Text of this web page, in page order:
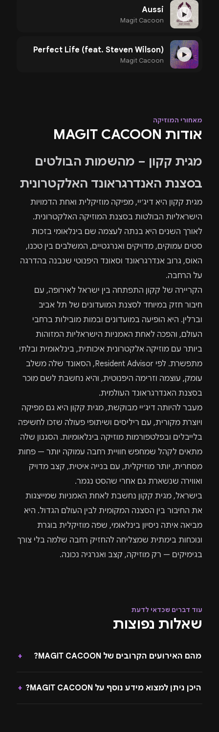
▶
Aussi
Magit Cacoon
▶
Perfect Life (feat. Steven Wilson)
Magit Cacoon
מאחורי המוזיקה
אודות MAGIT CACOON
מגית קקון – מהשמות הבולטים
בסצנת האנדרגראונד האלקטרונית
מגית קקון היא דיג׳יי, מפיקה מוזיקלית ואחת הדמויות
הישראליות הבולטות בסצנת המוזיקה האלקטרונית.
לאורך השנים היא בנתה לעצמה שם בינלאומי בזכות
סטים עמוקים, מדויקים ואנרגטיים, המשלבים בין טכנו,
האוס, גרוב אנדרגראונד וסאונד היפנוטי שנבנה בהדרגה
על הרחבה.
הקריירה של קקון התפתחה בין ישראל לאירופה, עם
חיבור חזק במיוחד לסצנת המועדונים של תל אביב
וברלין. היא הופיעה במועדונים ובמות מובילות ברחבי
העולם, והפכה לאחת האמניות הישראליות המזוהות
ביותר עם מוזיקה אלקטרונית איכותית, בינלאומית ובלתי
מתפשרת. לפי Resident Advisor, הסאונד שלה משלב
עומק, עוצמה וזרימה היפנוטית, והיא נחשבת לשם מוכר
בסצנת האנדרגראונד העולמית.
מעבר להיותה דיג׳יי מבוקשת, מגית קקון היא גם מפיקה
ויוצרת מקורית, עם ריליסים ושיתופי פעולה שזכו לחשיפה
בלייבלים ובפלטפורמות מוזיקה בינלאומיות. הסגנון שלה
מתאים לקהל שמחפש חוויית רחבה עמוקה יותר — פחות
מסחרית, יותר מוזיקלית, עם בנייה איטית, קצב מדויק
ואווירה שנשארת גם אחרי שהסט נגמר.
בישראל, מגית קקון נחשבת לאחת האמניות שמייצגות
את החיבור בין הסצנה המקומית לבין העולם הגדול. היא
מביאה איתה ניסיון בינלאומי, שפה מוזיקלית בוגרת
ונוכחות בימתית שמצליחה להחזיק רחבה שלמה בלי צורך
בגימיקים — רק מוזיקה, קצב ואנרגיה נכונה.
עוד דברים שכדאי לדעת
שאלות נפוצות
מהם האירועים הקרובים של MAGIT CACOON? +
היכן ניתן למצוא מידע נוסף על MAGIT CACOON? +